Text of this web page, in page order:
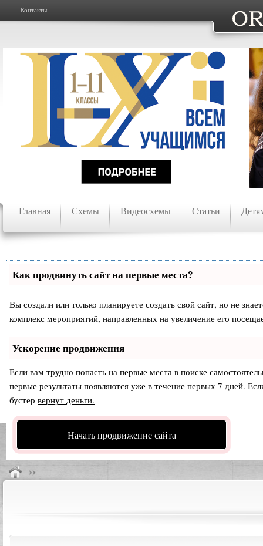
Контакты
Главная Схемы Видеосхемы Статьи
Как продвинуть сайт на первые места?
Вы создали или только планируете создать свой сайт, но не
комплекс мероприятий, направленных на увеличение его
Ускорение продвижения
Если вам трудно попасть на первые места в поиске
первые результаты появляются уже в течение первых 7 дней.
бустер вернут деньги.
Начать продвижение сайта